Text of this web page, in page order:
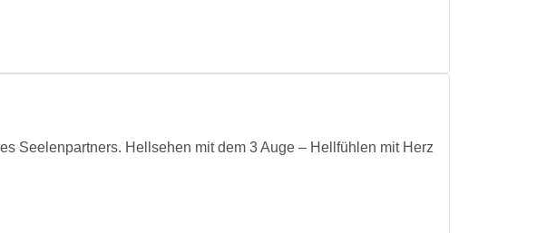
Seelenpartners. Hellsehen mit dem 3 Auge – Hellfühlen mit Herz